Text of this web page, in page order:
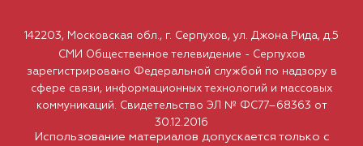
Использование материалов допускается только с
142203, Московская обл., г. Серпухов, ул. Джона Рида, д.5
СМИ Общественное телевидение - Серпухов
зарегистрировано Федеральной службой по надзору в
сфере связи, информационных технологий и массовых
коммуникаций. Свидетельство ЭЛ № ФС77–68363 от
30.12.2016